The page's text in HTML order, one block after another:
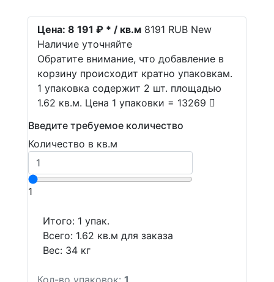
Цена: 8 191 ₽ * / кв.м 8191 RUB New
Наличие уточняйте
Обратите внимание, что добавление в
корзину происходит кратно упаковкам.
1 упаковка содержит 2 шт. площадью
1.62 кв.м. Цена 1 упаковки = 13269
Введите требуемое количество
Количество в кв.м
1
Итого: 1 упак.
Всего: 1.62 кв.м для заказа
Вес: 34 кг
Кол-во упаковок: 1